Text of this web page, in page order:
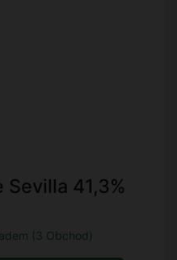
41,3%
(3 Obchod)